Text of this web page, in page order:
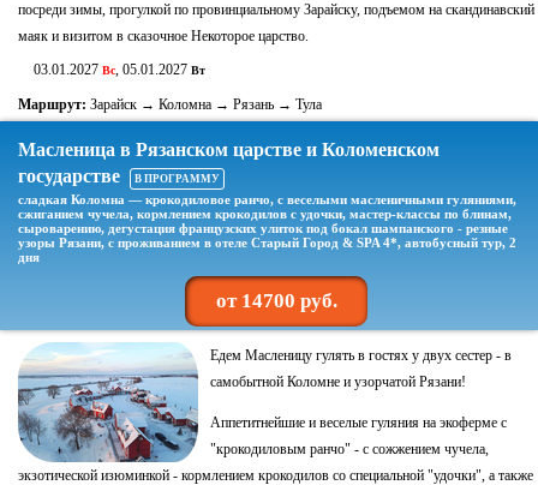
посреди зимы, прогулкой по провинциальному Зарайску, подъемом на скандинавский
маяк и визитом в сказочное Некоторое царство.
03.01.2027 Вс, 05.01.2027 Вт
Маршрут: Зарайск → Коломна → Рязань → Тула
Масленица в Рязанском царстве и Коломенском
государстве
В ПРОГРАММУ
сладкая Коломна — крокодиловое ранчо, с веселыми масленичными гуляниями,
сжиганием чучела, кормлением крокодилов с удочки, мастер-классы по блинам,
сыроварению, дегустация французских улиток под бокал шампанского - резные
узоры Рязани, с проживанием в отеле Старый Город & SPA 4*, автобусный тур, 2
дня
от 14700 руб.
Едем Масленицу гулять в гостях у двух сестер - в
самобытной Коломне и узорчатой Рязани!
Аппетитнейшие и веселые гуляния на экоферме с
"крокодиловым ранчо" - с сожжением чучела,
экзотической изюминкой - кормлением крокодилов со специальной "удочки", а также